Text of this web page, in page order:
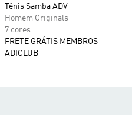
Tênis Samba ADV
Homem Originals
7 cores
FRETE GRÁTIS MEMBROS
ADICLUB